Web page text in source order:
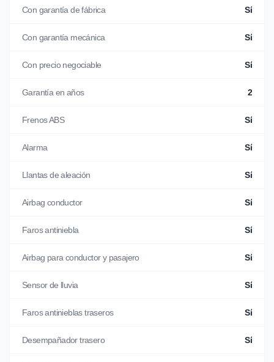
Con garantía de fábrica Sí
Con garantía mecánica Sí
Con precio negociable Sí
Garantía en años 2
Frenos ABS Sí
Alarma Sí
Llantas de aleación Sí
Airbag conductor Sí
Faros antiniebla Sí
Airbag para conductor y pasajero Sí
Sensor de lluvia Sí
Faros antinieblas traseros Sí
Desempañador trasero Sí